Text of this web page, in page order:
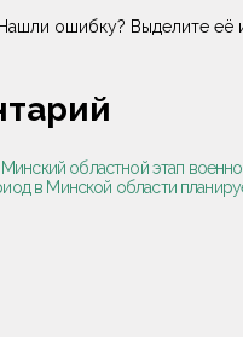
Нашли ошибку? Выделите её
Минский областной этап
в Минской области